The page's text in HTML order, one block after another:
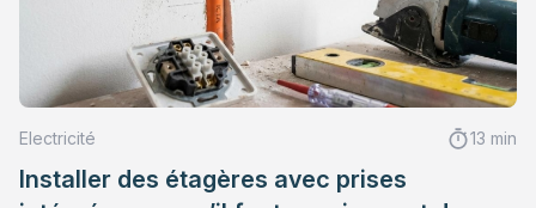
Electricité 13 min
Installer des étagères avec prises